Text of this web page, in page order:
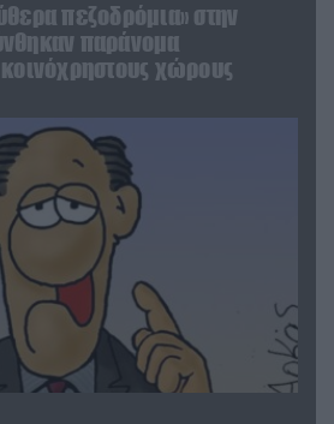
πεζοδρόμια» στην
παράνομα
χώρους